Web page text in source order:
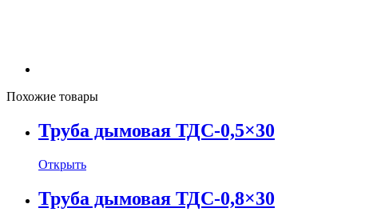
Похожие товары
Труба дымовая ТДС-0,5×30
Открыть
Труба дымовая ТДС-0,8×30